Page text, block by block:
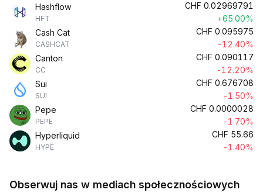
Hashflow
HFT
CHF 0.02969791
+65.00%
Cash Cat
CASHCAT
CHF 0.095975
-12.40%
Canton
CC
CHF 0.090117
-12.20%
Sui
SUI
CHF 0.676708
-1.50%
Pepe
PEPE
CHF 0.0000028
-1.70%
Hyperliquid
HYPE
CHF 55.66
-1.40%
Obserwuj nas w mediach społecznościowych